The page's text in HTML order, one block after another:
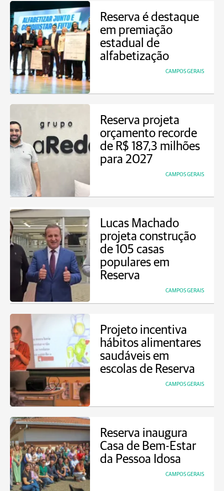
Reserva é destaque
em premiação
estadual de
alfabetização
CAMPOS GERAIS
Reserva projeta
orçamento recorde
de R$ 187,3 milhões
para 2027
CAMPOS GERAIS
Lucas Machado
projeta construção
de 105 casas
populares em
Reserva
CAMPOS GERAIS
Projeto incentiva
hábitos alimentares
saudáveis em
escolas de Reserva
CAMPOS GERAIS
Reserva inaugura
Casa de Bem-Estar
da Pessoa Idosa
CAMPOS GERAIS